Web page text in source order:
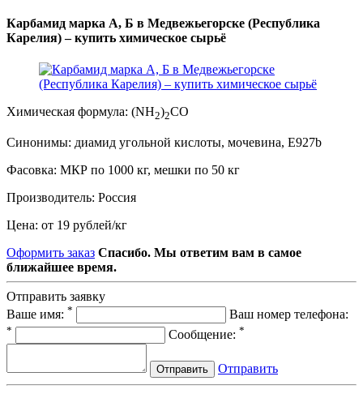
Карбамид марка А, Б в Медвежьегорске (Республика
Карелия) – купить химическое сырьё
Химическая формула: (NH2)2CO
Синонимы: диамид угольной кислоты, мочевина, E927b
Фасовка: МКР по 1000 кг, мешки по 50 кг
Производитель: Россия
Цена: от 19 рублей/кг
Оформить заказ Спасибо. Мы ответим вам в самое
ближайшее время.
Отправить заявку
Ваше имя: * Ваш номер телефона:
* Сообщение: *
Отправить Отправить